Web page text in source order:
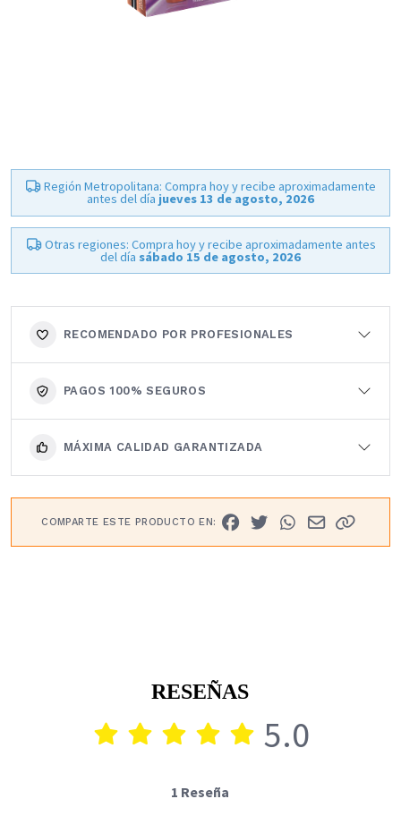
Región Metropolitana: Compra hoy y recibe aproximadamente
antes del día jueves 13 de agosto, 2026
Otras regiones: Compra hoy y recibe aproximadamente antes
del día sábado 15 de agosto, 2026
RECOMENDADO POR PROFESIONALES
PAGOS 100% SEGUROS
MÁXIMA CALIDAD GARANTIZADA
COMPARTE ESTE PRODUCTO EN:
RESEÑAS
5.0
1 Reseña